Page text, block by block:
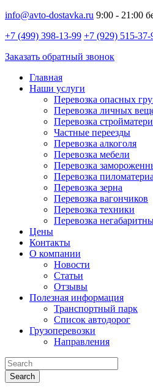
info@avto-dostavka.ru 9:00 - 21:00
+7 (499) 398-13-99 +7 (929) 515-37-
Заказать обратный звонок
Главная
Наши услуги
Перевозка опасных
Перевозка личных
Перевозка
Частные переезды
Перевозка алкоголя
Перевозка мебели
Перевозка
Перевозка
Перевозка зерна
Перевозка вагончиков
Перевозка техники
Перевозка
Цены
Контакты
О компании
Новости
Статьи
Отзывы
Полезная информация
Транспортный парк
Список автодорог
Грузоперевозки
Направления
Search